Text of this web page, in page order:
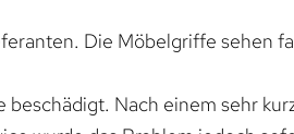
Die Möbelgriffe sehen
Nach einem sehr